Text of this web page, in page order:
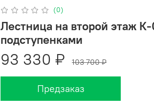
(0)
Лестница на второй этаж
подступенками
93 330 ₽ 103 700 ₽
Предзаказ